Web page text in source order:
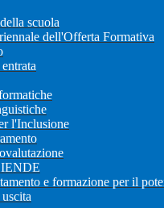
scuola
dell'Offerta Formativa
l'Inclusione
e formazione per il